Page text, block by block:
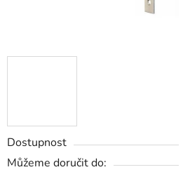
Dostupnost
Můžeme doručit do: